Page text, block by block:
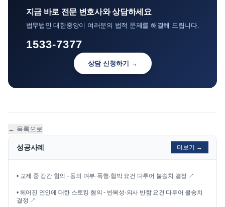
지금 바로 전문 변호사와 상담하세요
법무법인 대한중앙이 여러분의 법적 문제를 해결해 드립니다.
1533-7377
상담 신청하기 →
← 목록으로
성공사례 더보기 →
• 교제 중 강간 혐의 - 동의 여부·폭행·협박 요건 다투어 불송치 결정 ↗
• 헤어진 연인에 대한 스토킹 혐의 - 반복성·의사 반함 요건 다투어 불송치
결정 ↗